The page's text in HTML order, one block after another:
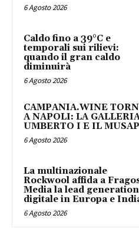
6 Agosto 2026
Caldo fino a 39°C e
temporali sui rilievi:
quando il gran caldo
diminuirà
6 Agosto 2026
CAMPANIA.WINE
A NAPOLI: LA
UMBERTO I E IL MUSAP
6 Agosto 2026
La multinazionale
Rockwool affida a
Media la lead generation
digitale in Europa e
6 Agosto 2026